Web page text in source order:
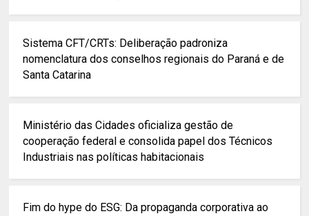
Sistema CFT/CRTs: Deliberação padroniza
nomenclatura dos conselhos regionais do Paraná e de
Santa Catarina
Ministério das Cidades oficializa gestão de
cooperação federal e consolida papel dos Técnicos
Industriais nas políticas habitacionais
Fim do hype do ESG: Da propaganda corporativa ao